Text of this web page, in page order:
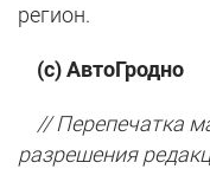
регион.
(с) АвтоГродно
// Перепечатка
разрешения